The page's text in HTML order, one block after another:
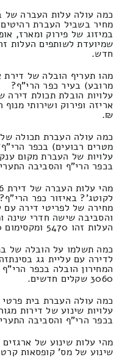
כמה עולה עלות העברה של בית של 3 חדרים
מחיר בשביל העברת
במיזוג של פירוק ומארז,
חדש.
מרובע) בעיר כפר הרי"ף?
₪.
מטרים רבועים) בכפר
עלויות של העברת מקום
בכפר הרי"ף והסביבה התעריף זה 4600 ולא יותר
לקוטג'? באיזור כפר הרי"ף?
מחירה של לפריטי דירה עם
והסביבה שישה חדרי שינה
העלות זהו 5470 ומקסימום 2300 ש"ח.
כמה תשלמו על הובלה של
לדירה עם עליית גג
3060 שקלים חדשים.
כמה עולה העברת בית
בכפר הרי"ף והסביבה התעריף זהו 6000 ולא
מהי עלות שינוע של
שינוע של מס' קופסאות